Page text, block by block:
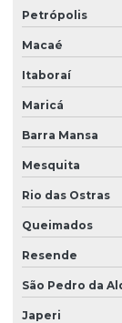
Distribuidora de
Distribuidora de
Distribuidora de
Distribuidora de
Distribuidora de
Distribuidora em
Distribuidora de
Elite professional
Petrópolis
Macaé
Itaboraí
Maricá
Barra Mansa
Mesquita
Rio das Ostras
Queimados
Resende
São Pedro da
Japeri